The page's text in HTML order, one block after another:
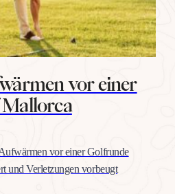
vor einer
vor einer Golfrunde
und Verletzungen vorbeugt